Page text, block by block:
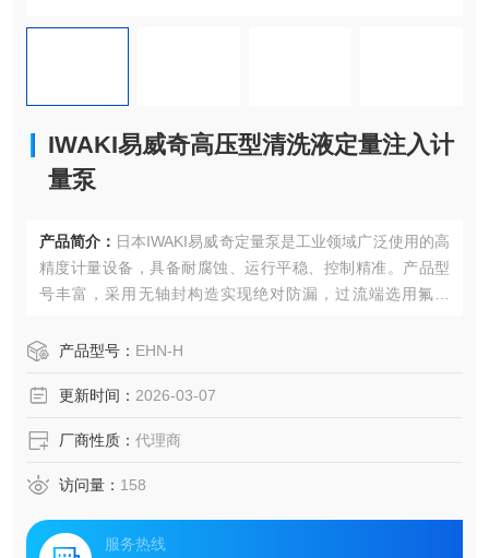
IWAKI易威奇高压型清洗液定量注入计
量泵
产品简介： 日本IWAKI易威奇定量泵是工业领域广泛使用的高
精度计量设备，具备耐腐蚀、运行平稳、控制精准。产品型
号丰富，采用无轴封构造实现绝对防漏，过流端选用氟塑
药液。部分型号采用后拉式结构，无需拆卸管道即可检修，
水处理、食品等多个领域的液体输送。IWAKI易威奇高压型清
产品型号： EHN-H
更新时间： 2026-03-07
厂商性质： 代理商
访问量： 158
服务热线